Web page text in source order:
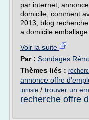
par internet,
domicile, comment
2013, blog
a domicile emballage
Voir la suite
Par : Sondages
Thèmes liés :
annonce offre
tunisie / trouver un
recherche offre